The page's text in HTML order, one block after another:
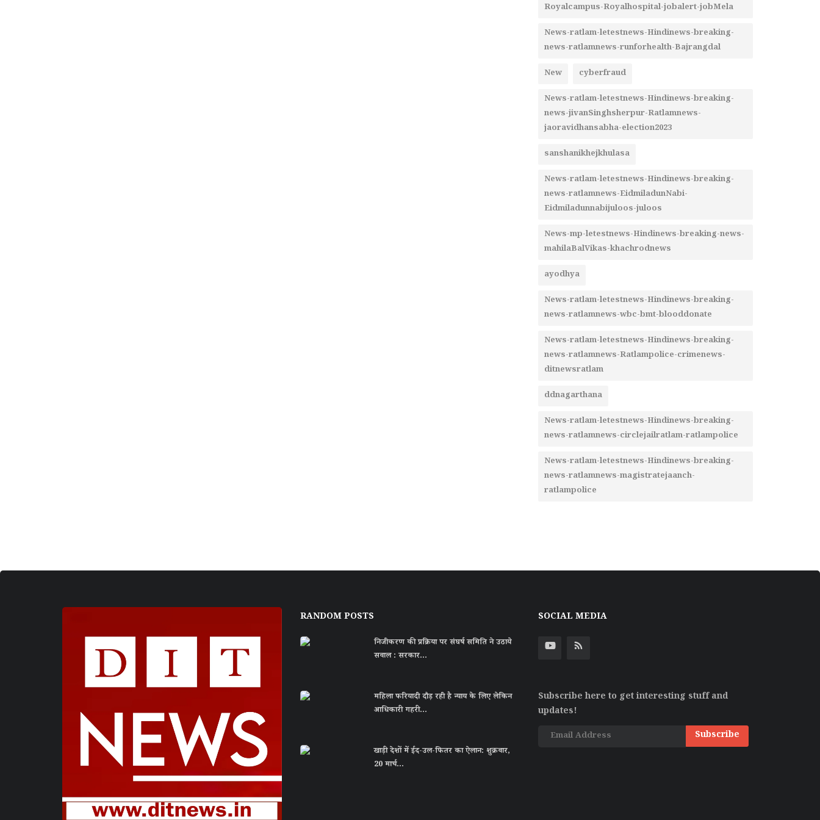
Royalcampus-Royalhospital-jobalert-jobMela
News-ratlam-letestnews-Hindinews-breaking-
news-ratlamnews-runforhealth-Bajrangdal
New cyberfraud
News-ratlam-letestnews-Hindinews-breaking-
news-jivanSinghsherpur-Ratlamnews-
jaoravidhansabha-election2023
sanshanikhejkhulasa
News-ratlam-letestnews-Hindinews-breaking-
news-ratlamnews-EidmiladunNabi-
Eidmiladunnabijuloos-juloos
News-mp-letestnews-Hindinews-breaking-news-
mahilaBalVikas-khachrodnews
ayodhya
News-ratlam-letestnews-Hindinews-breaking-
news-ratlamnews-wbc-bmt-blooddonate
News-ratlam-letestnews-Hindinews-breaking-
news-ratlamnews-Ratlampolice-crimenews-
ditnewsratlam
ddnagarthana
News-ratlam-letestnews-Hindinews-breaking-
news-ratlamnews-circlejailratlam-ratlampolice
News-ratlam-letestnews-Hindinews-breaking-
news-ratlamnews-magistratejaanch-
ratlampolice
RANDOM POSTS
निजीकरण की प्रक्रिया पर संघर्ष समिति ने उठाये
सवाल : सरकार...
महिला फरियादी दौड़ रही है न्याय के लिए लेकिन
आधिकारी गहरी...
खाड़ी देशों में ईद-उल-फितर का ऐलान: शुक्रवार,
20 मार्च...
SOCIAL MEDIA
Subscribe here to get interesting stuff and
updates!
Subscribe